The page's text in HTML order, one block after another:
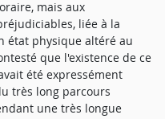
mais aux
liée à la
état physique altéré au
que l'existence de ce
été expressément
très long parcours
une très longue